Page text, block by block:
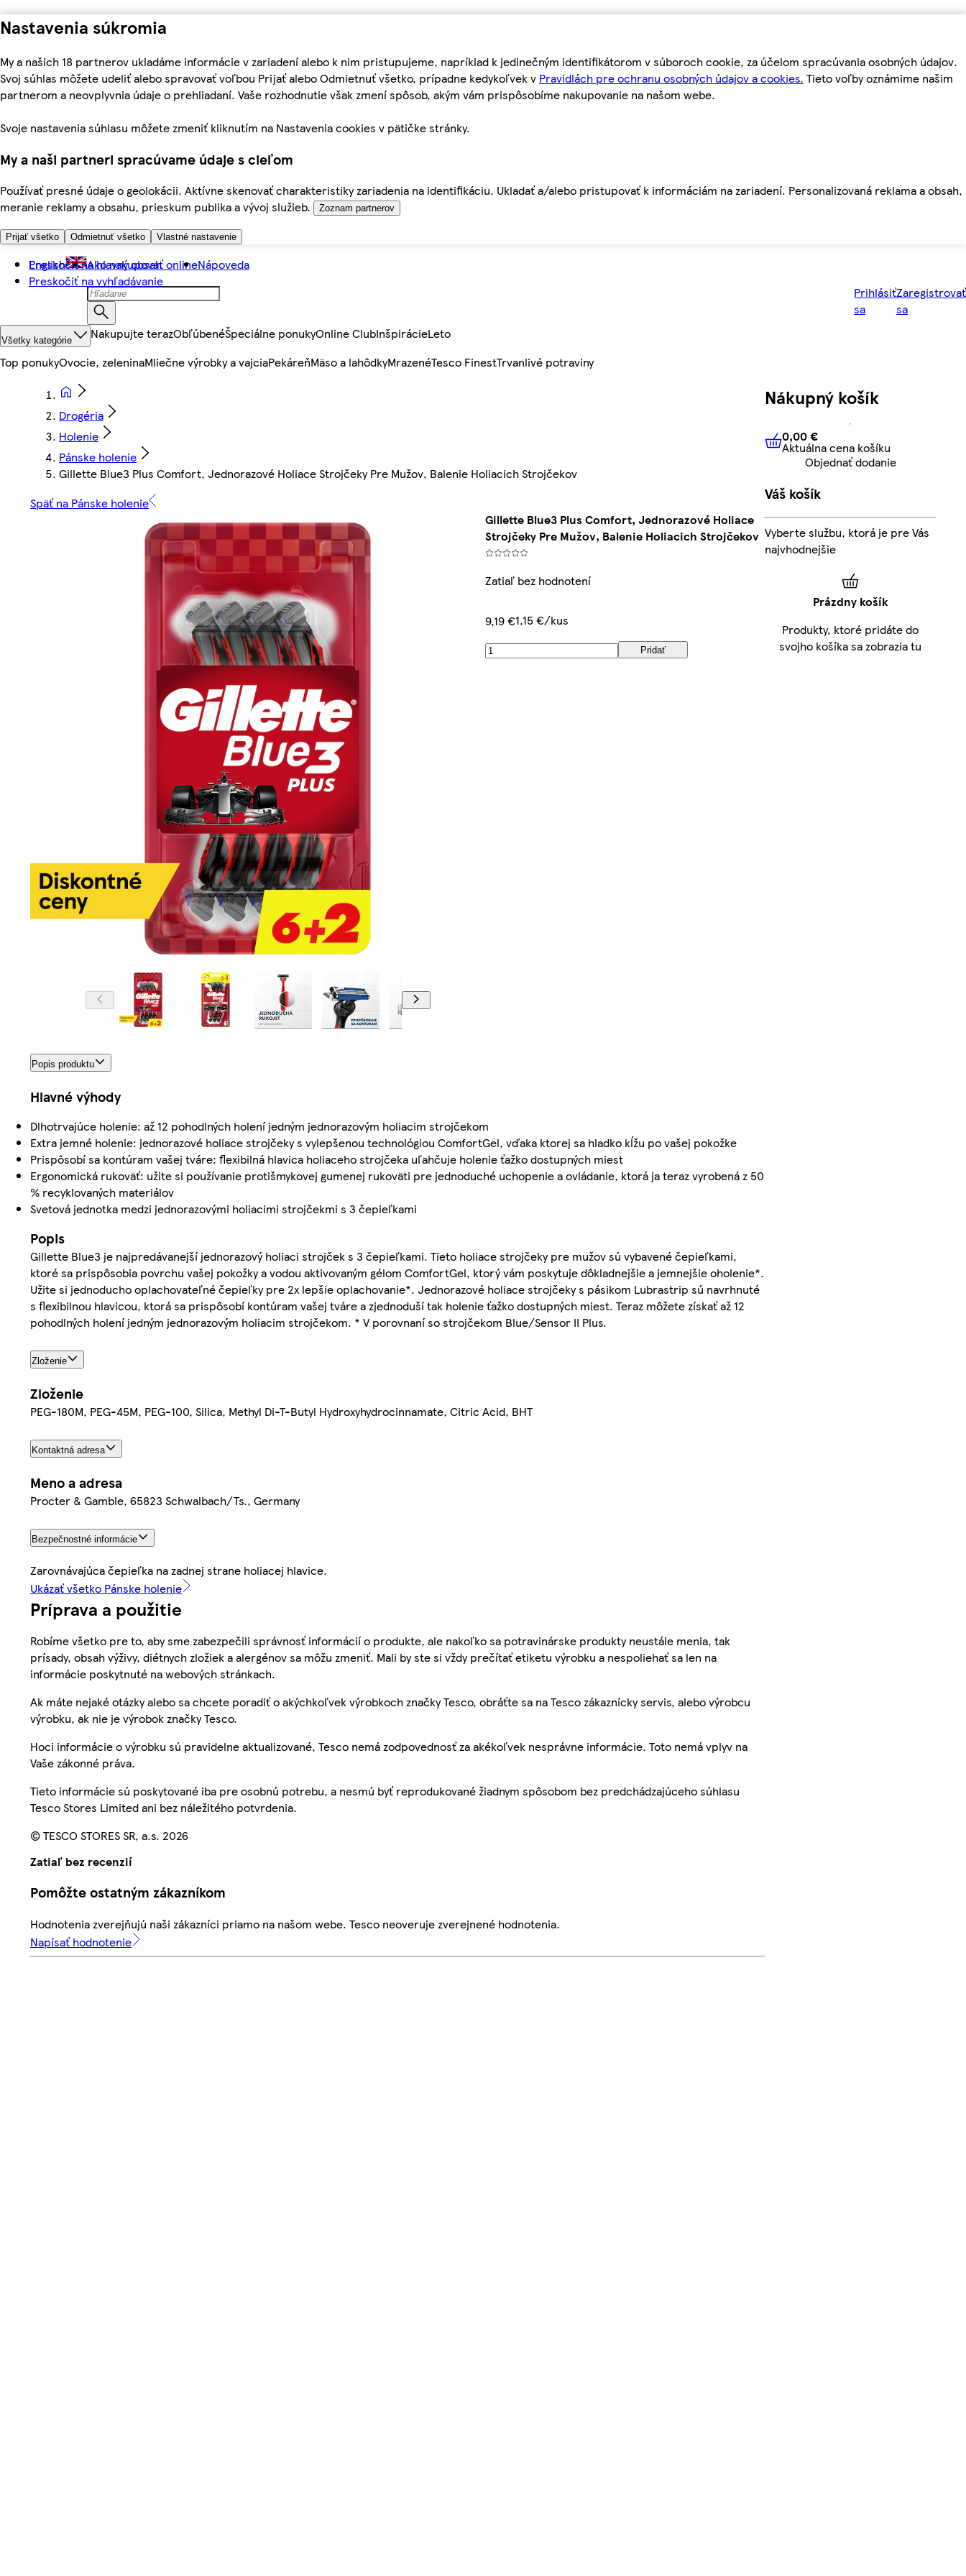
Nastavenia súkromia
My a našich 18 partnerov ukladáme informácie v zariadení alebo k nim pristupujeme, napríklad k jedinečným identifikátorom v súboroch cookie, za účelom spracúvania osobných údajov.
Svoj súhlas môžete udeliť alebo spravovať voľbou Prijať alebo Odmietnuť všetko, prípadne kedykoľvek v Pravidlách pre ochranu osobných údajov a cookies. Tieto voľby oznámime našim
partnerom a neovplyvnia údaje o prehliadaní. Vaše rozhodnutie však zmení spôsob, akým vám prispôsobíme nakupovanie na našom webe.
Svoje nastavenia súhlasu môžete zmeniť kliknutím na Nastavenia cookies v pätičke stránky.
My a naši partneri spracúvame údaje s cieľom
Používať presné údaje o geolokácii. Aktívne skenovať charakteristiky zariadenia na identifikáciu. Ukladať a/alebo pristupovať k informáciám na zariadení. Personalizovaná reklama a obsah,
meranie reklamy a obsahu, prieskum publika a vývoj služieb.
Zoznam partnerov
Prijať všetko Odmietnuť všetko Vlastné nastavenie
Preskočiť na hlavný obsah
Preskočiť na vyhľadávanie
English Ako nakupovať onlineNápoveda
Prihlásiť
sa
Zaregistrovať
sa
Všetky kategórie Nakupujte terazObľúbenéŠpeciálne ponukyOnline ClubInšpirácieLeto
Top ponukyOvocie, zeleninaMliečne výrobky a vajciaPekáreňMäso a lahôdkyMrazenéTesco FinestTrvanlivé potraviny
Drogéria
Holenie
Pánske holenie
Gillette Blue3 Plus Comfort, Jednorazové Holiace Strojčeky Pre Mužov, Balenie Holiacich Strojčekov
Späť na Pánske holenie
Gillette Blue3 Plus Comfort, Jednorazové Holiace
Strojčeky Pre Mužov, Balenie Holiacich Strojčekov
Zatiaľ bez hodnotení
9,19 €1,15 €/kus
Pridať
Popis produktu
Hlavné výhody
Dlhotrvajúce holenie: až 12 pohodlných holení jedným jednorazovým holiacim strojčekom
Extra jemné holenie: jednorazové holiace strojčeky s vylepšenou technológiou ComfortGel, vďaka ktorej sa hladko kĺžu po vašej pokožke
Prispôsobí sa kontúram vašej tváre: flexibilná hlavica holiaceho strojčeka uľahčuje holenie ťažko dostupných miest
Ergonomická rukoväť: užite si používanie protišmykovej gumenej rukoväti pre jednoduché uchopenie a ovládanie, ktorá ja teraz vyrobená z 50
% recyklovaných materiálov
Svetová jednotka medzi jednorazovými holiacimi strojčekmi s 3 čepieľkami
Popis
Gillette Blue3 je najpredávanejší jednorazový holiaci strojček s 3 čepieľkami. Tieto holiace strojčeky pre mužov sú vybavené čepieľkami,
ktoré sa prispôsobia povrchu vašej pokožky a vodou aktivovaným gélom ComfortGel, ktorý vám poskytuje dôkladnejšie a jemnejšie oholenie*.
Užite si jednoducho oplachovateľné čepieľky pre 2x lepšie oplachovanie*. Jednorazové holiace strojčeky s pásikom Lubrastrip sú navrhnuté
s flexibilnou hlavicou, ktorá sa prispôsobí kontúram vašej tváre a zjednoduší tak holenie ťažko dostupných miest. Teraz môžete získať až 12
pohodlných holení jedným jednorazovým holiacim strojčekom. * V porovnaní so strojčekom Blue/Sensor II Plus.
Zloženie
Zloženie
PEG-180M, PEG-45M, PEG-100, Silica, Methyl Di-T-Butyl Hydroxyhydrocinnamate, Citric Acid, BHT
Kontaktná adresa
Meno a adresa
Procter & Gamble, 65823 Schwalbach/Ts., Germany
Bezpečnostné informácie
Zarovnávajúca čepieľka na zadnej strane holiacej hlavice.
Ukázať všetko Pánske holenie
Príprava a použitie
Robíme všetko pre to, aby sme zabezpečili správnosť informácií o produkte, ale nakoľko sa potravinárske produkty neustále menia, tak
prísady, obsah výživy, diétnych zložiek a alergénov sa môžu zmeniť. Mali by ste si vždy prečítať etiketu výrobku a nespoliehať sa len na
informácie poskytnuté na webových stránkach.
Ak máte nejaké otázky alebo sa chcete poradiť o akýchkoľvek výrobkoch značky Tesco, obráťte sa na Tesco zákaznícky servis, alebo výrobcu
výrobku, ak nie je výrobok značky Tesco.
Hoci informácie o výrobku sú pravidelne aktualizované, Tesco nemá zodpovednosť za akékoľvek nesprávne informácie. Toto nemá vplyv na
Vaše zákonné práva.
Tieto informácie sú poskytované iba pre osobnú potrebu, a nesmú byť reprodukované žiadnym spôsobom bez predchádzajúceho súhlasu
Tesco Stores Limited ani bez náležitého potvrdenia.
© TESCO STORES SR, a.s. 2026
Zatiaľ bez recenzií
Pomôžte ostatným zákazníkom
Hodnotenia zverejňujú naši zákazníci priamo na našom webe. Tesco neoveruje zverejnené hodnotenia.
Napísať hodnotenie
Nákupný košík
0,00 € Aktuálna cena košíku
0,00 €
Aktuálna cena košíku
Objednať dodanie
Váš košík
Vyberte službu, ktorá je pre Vás
najvhodnejšie
Prázdny košík
Produkty, ktoré pridáte do
svojho košíka sa zobrazia tu